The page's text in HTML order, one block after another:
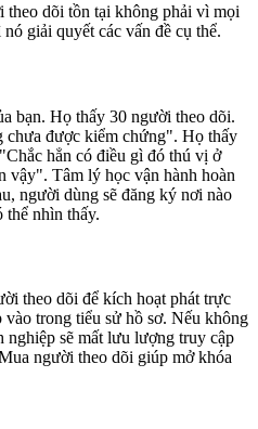
theo dõi tồn tại không phải vì mọi
giải quyết các vấn đề cụ thể.
bạn. Họ thấy 30 người theo dõi.
được kiểm chứng". Họ thấy
hẳn có điều gì đó thú vị ở
vậy". Tâm lý học vận hành hoàn
người dùng sẽ đăng ký nơi nào
thể nhìn thấy.
theo dõi để kích hoạt phát trực
trong tiểu sử hồ sơ. Nếu không
nghiệp sẽ mất lưu lượng truy cập
người theo dõi giúp mở khóa